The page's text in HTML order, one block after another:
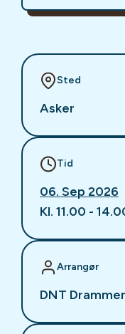
Sted
Asker
Tid
06. Sep 2026
Kl. 11.00 -
Arrangør
DNT